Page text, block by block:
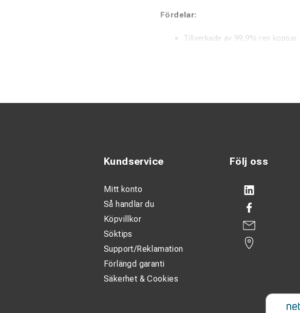
Fördelar:
Tillverkade av 99,9% ren
Förtent yta (>4 µm Sn) som
Dessa rörkabelskor är framtagna för
Den förtennade ytan skyddar mot
Kabelskorna är utformade för att
Med standardiserad ringform och
montering. Märkningen på kabelskon
Tekniska specifikationer:
Följ oss
Kundservice
Mitt konto
Så handlar du
Köpvillkor
Söktips
Support/Reklamation
Förlängd garanti
Säkerhet & Cookies